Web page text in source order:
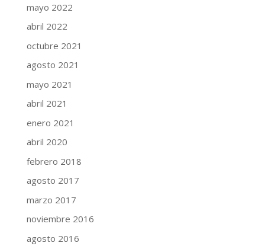
mayo 2022
abril 2022
octubre 2021
agosto 2021
mayo 2021
abril 2021
enero 2021
abril 2020
febrero 2018
agosto 2017
marzo 2017
noviembre 2016
agosto 2016